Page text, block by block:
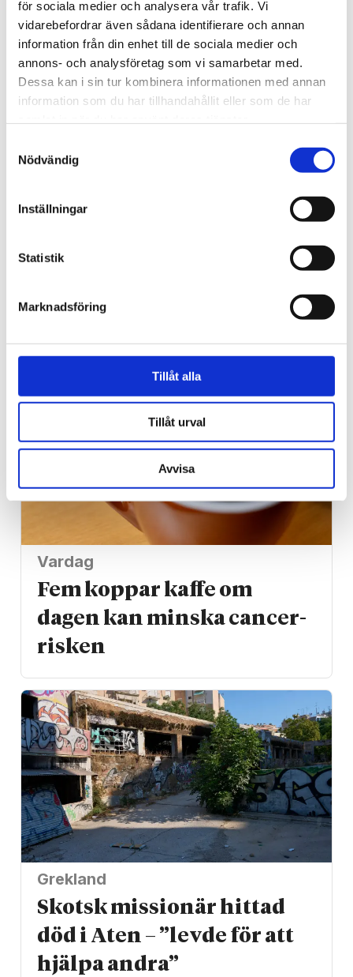
för sociala medier och analysera vår trafik. Vi
vidarebefordrar även sådana identifierare och annan
information från din enhet till de sociala medier och
annons- och analysföretag som vi samarbetar med.
Dessa kan i sin tur kombinera informationen med annan
information som du har tillhandahållit eller som de har
Nödvändig
Inställningar
Statistik
Marknadsföring
Tillåt alla
Tillåt urval
Avvisa
överlevare förstörd i
brand
Dags för Shalom över
Vardag
Fem koppar kaffe om
dagen kan minska cancer­
risken
Grekland
Skotsk missionär hittad
död i Aten – ”levde för att
hjälpa andra”